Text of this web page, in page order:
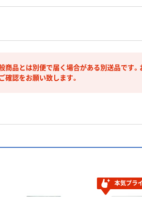
商品とは別便で届く場合がある別送品です
確認をお願い致します。
本気プラ